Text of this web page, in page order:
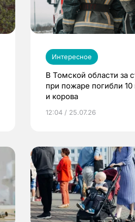
Интересное
В Томской области за
при пожаре погибли 10
и корова
12:04 / 25.07.26